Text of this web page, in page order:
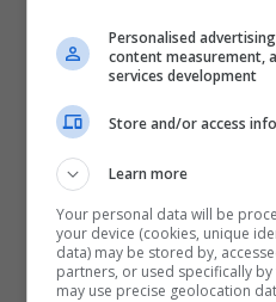
Personalised
content measurement,
services development
Store and/or access
Learn more
Your personal data will be
your device (cookies, unique
data) may be stored by,
partners, or used specifically
may use precise geolocation